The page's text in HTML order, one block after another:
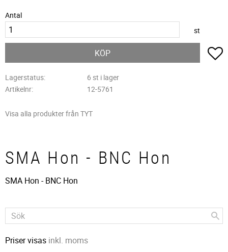
Antal
st
KÖP
Lagerstatus
6 st i lager
Artikelnr
12-5761
Visa alla produkter från TYT
SMA Hon - BNC Hon
SMA Hon - BNC Hon
Priser visas inkl. moms